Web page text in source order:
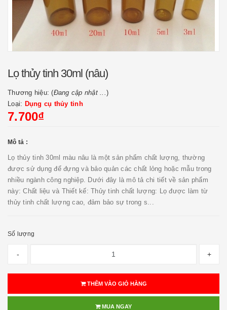
Lọ thủy tinh 30ml (nâu)
Thương hiệu: (Đang cập nhật ...)
Loại: Dụng cụ thủy tinh
7.700₫
Mô tả :
Lọ thủy tinh 30ml màu nâu là một sản phẩm chất lượng, thường
được sử dụng để đựng và bảo quản các chất lỏng hoặc mẫu trong
nhiều ngành công nghiệp. Dưới đây là mô tả chi tiết về sản phẩm
này: Chất liệu và Thiết kế: Thủy tinh chất lượng: Lọ được làm từ
thủy tinh chất lượng cao, đảm bảo sự trong s...
Số lượng
- +
THÊM VÀO GIỎ HÀNG
MUA NGAY